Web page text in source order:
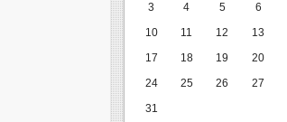
3
4 5 6
10
11 12 13
17
18 19 20
24
25 26 27
31